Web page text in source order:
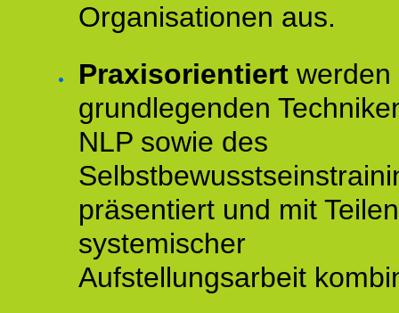
Organisationen aus.
Praxisorientiert werden
grundlegenden
NLP sowie des
präsentiert und mit Teilen
systemischer
Aufstellungsarbeit